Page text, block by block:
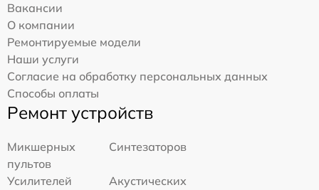
Вакансии
О компании
Ремонтируемые модели
Наши услуги
Согласие на обработку персональных данных
Способы оплаты
Ремонт устройств
Микшерных
пультов
Синтезаторов
Усилителей
Акустических